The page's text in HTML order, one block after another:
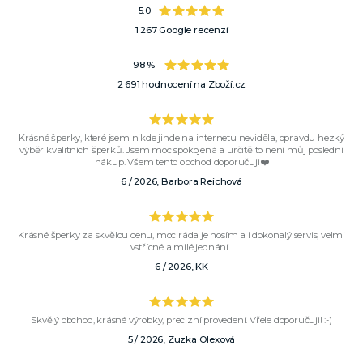
5.0
1 267 Google recenzí
98 %
2 691 hodnocení na Zboží.cz
Krásné šperky, které jsem nikde jinde na internetu neviděla, opravdu hezký
výběr kvalitních šperků. Jsem moc spokojená a určitě to není můj poslední
nákup. Všem tento obchod doporučuji❤️
6 / 2026, Barbora Reichová
Krásné šperky za skvělou cenu, moc ráda je nosím a i dokonalý servis, velmi
vstřícné a milé jednání...
6 / 2026, KK
Skvělý obchod, krásné výrobky, precizní provedení. Vřele doporučuji! :-)
5 / 2026, Zuzka Olexová